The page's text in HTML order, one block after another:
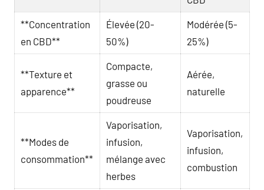
**Concentration
en CBD**
Élevée (20-
50%)
Modérée (5-
25%)
**Texture et
apparence**
Compacte,
grasse ou
poudreuse
Aérée,
naturelle
**Modes de
consommation**
Vaporisation,
infusion,
mélange avec
herbes
Vaporisation,
infusion,
combustion